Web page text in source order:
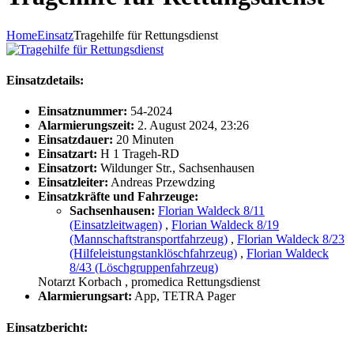
HomeEinsatzTragehilfe für Rettungsdienst
Einsatzdetails:
Einsatznummer: 54-2024
Alarmierungszeit: 2. August 2024, 23:26
Einsatzdauer: 20 Minuten
Einsatzart: H 1 Trageh-RD
Einsatzort: Wildunger Str., Sachsenhausen
Einsatzleiter: Andreas Przewdzing
Einsatzkräfte und Fahrzeuge:
Sachsenhausen: Florian Waldeck 8/11
(Einsatzleitwagen) , Florian Waldeck 8/19
(Mannschaftstransportfahrzeug) , Florian Waldeck 8/23
(Hilfeleistungstanklöschfahrzeug) , Florian Waldeck
8/43 (Löschgruppenfahrzeug)
Notarzt Korbach , promedica Rettungsdienst
Alarmierungsart: App, TETRA Pager
Einsatzbericht: